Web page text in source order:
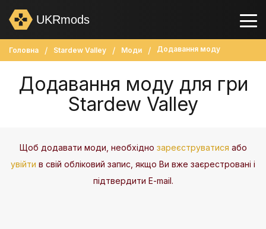
UKRmods
Головна Stardew Valley Моди Додавання моду
Додавання моду для гри
Stardew Valley
Щоб додавати моди, необхідно зареєструватися або
увійти в свій обліковий запис, якщо Ви вже заєрестровані і
підтвердити E-mail.